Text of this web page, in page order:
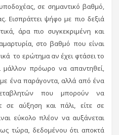
σε σημαντικό βαθμό,
Εισπράττει ψήφο με πιο δεξιά
άρα πιο συγκεκριμένη και
στο βαθμό που είναι
το ερώτημα αν έχει φτάσει το
μάλλον πρόωρο να απαντηθεί,
ένα παράγοντα, αλλά από ένα
που μπορούν να
σε αύξηση και πάλι, είτε σε
εύκολο πλέον να αυξάνεται
τώρα, δεδομένου ότι αποκτά